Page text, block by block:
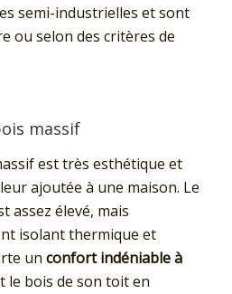
semi-industrielles et sont
ou selon des critères de
massif
est très esthétique et
ajoutée à une maison. Le
assez élevé, mais
isolant thermique et
un confort indéniable à
le bois de son toit en